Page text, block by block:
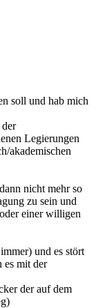
soll und hab mich
Legierungen
akademischen
nicht mehr so
zu sein und
einer willigen
und es stört
es mit der
der auf dem